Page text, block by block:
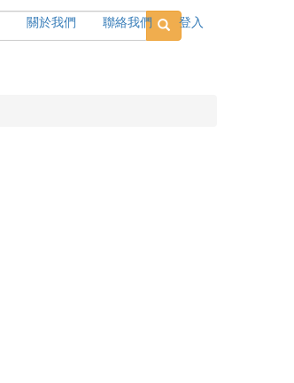
關於我們 聯絡我們
登入